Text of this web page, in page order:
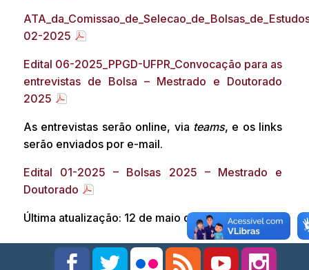
02-2025
Edital 06-2025_PPGD-UFPR_Convocação para as
entrevistas de Bolsa – Mestrado e Doutorado
2025
As entrevistas serão online, via teams, e os links
serão enviados por e-mail.
Edital 01-2025 – Bolsas 2025 – Mestrado e
Doutorado
Última atualização: 12 de maio de 2025 15:15